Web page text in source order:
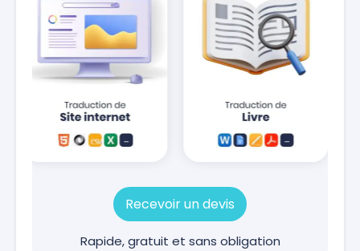
Recevoir un devis
Rapide, gratuit et sans obligation